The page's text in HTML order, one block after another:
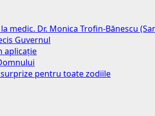
Dr. Monica Trofin-Bănescu
Guvernul
aplicație
surprize pentru toate zodiile